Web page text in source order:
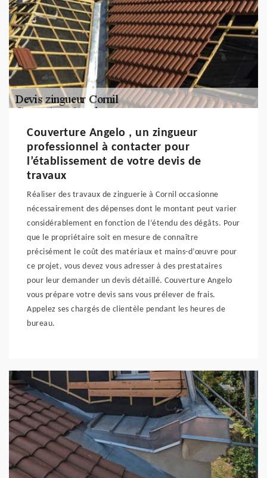
Couverture Angelo , un zingueur
professionnel à contacter pour
l’établissement de votre devis de
travaux
Réaliser des travaux de zinguerie à Cornil occasionne
nécessairement des dépenses dont le montant peut varier
considérablement en fonction de l’étendu des dégâts. Pour
que le propriétaire soit en mesure de connaître
précisément le coût des matériaux et mains-d’œuvre pour
ce projet, vous devez vous adresser à des prestataires
pour leur demander un devis détaillé. Couverture Angelo
vous prépare votre devis sans vous prélever de frais.
Appelez ses chargés de clientèle pendant les heures de
bureau.